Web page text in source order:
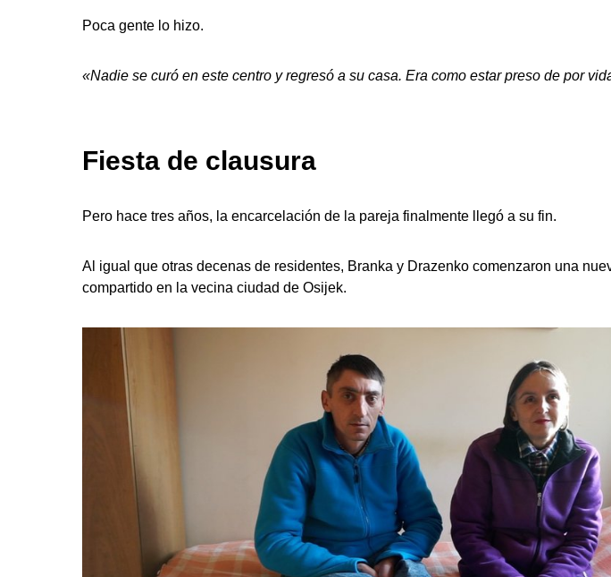
Poca gente lo hizo.
«Nadie se curó en este centro y regresó a su casa. Era como estar preso de por
Fiesta de clausura
Pero hace tres años, la encarcelación de la pareja finalmente llegó a su fin.
Al igual que otras decenas de residentes, Branka y Drazenko comenzaron una
compartido en la vecina ciudad de Osijek.